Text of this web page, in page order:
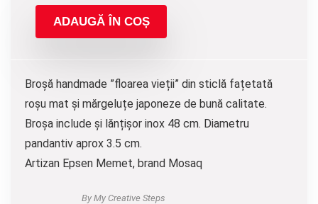
ADAUGĂ ÎN COȘ
Broșă handmade ”floarea vieții” din sticlă fațetată
roșu mat și mărgeluțe japoneze de bună calitate.
Broșa include și lănțișor inox 48 cm. Diametru
pandantiv aprox 3.5 cm.
Artizan Epsen Memet, brand Mosaq
By My Creative Steps